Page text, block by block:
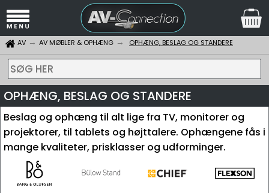
AV AV MØBLER & OPHÆNG OPHÆNG, BESLAG OG STANDERE
SØG HER
OPHÆNG, BESLAG OG STANDERE
Beslag og ophæng til alt lige fra TV, monitorer og
projektorer, til tablets og højttalere. Ophængene fås i
mange kvaliteter, prisklasser og udforminger.